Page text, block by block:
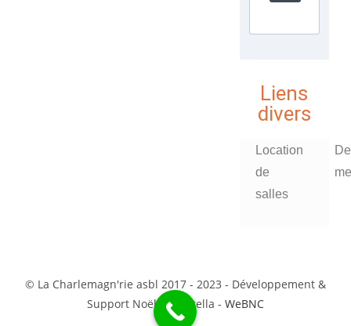
Liens
divers
Location
de
salles
© La Charlemagn'rie asbl 2017 - 2023 - Développement &
Support Noël Ciavattella - WeBNC